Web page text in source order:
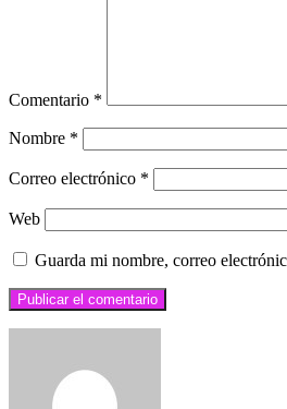
Comentario *
Nombre *
Correo electrónico *
Web
Guarda mi nombre, correo